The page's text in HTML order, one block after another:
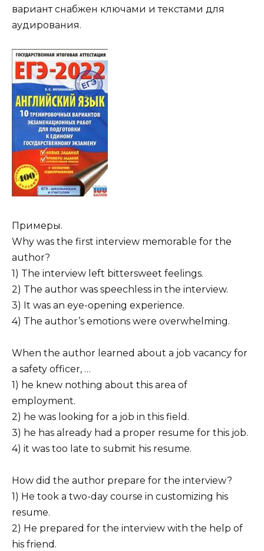
вариант снабжен ключами и текстами для
аудирования.
Примеры.
Why was the first interview memorable for the
author?
1) The interview left bittersweet feelings.
2) The author was speechless in the interview.
3) It was an eye-opening experience.
4) The author’s emotions were overwhelming.
When the author learned about a job vacancy for
a safety officer, …
1) he knew nothing about this area of
employment.
2) he was looking for a job in this field.
3) he has already had a proper resume for this job.
4) it was too late to submit his resume.
How did the author prepare for the interview?
1) He took a two-day course in customizing his
resume.
2) He prepared for the interview with the help of
his friend.